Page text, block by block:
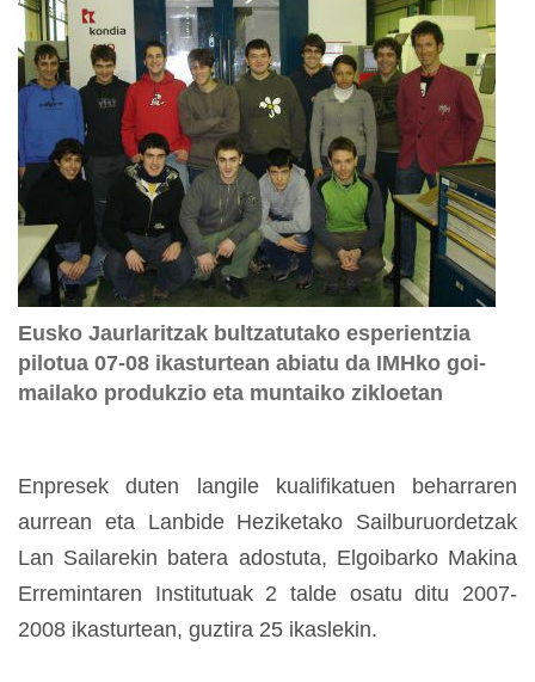
Eusko Jaurlaritzak bultzatutako esperientzia
pilotua 07-08 ikasturtean abiatu da IMHko goi-
mailako produkzio eta muntaiko zikloetan
Enpresek duten langile kualifikatuen beharraren
aurrean eta Lanbide Heziketako Sailburuordetzak
Lan Sailarekin batera adostuta, Elgoibarko Makina
Erremintaren Institutuak 2 talde osatu ditu 2007-
2008 ikasturtean, guztira 25 ikaslekin.